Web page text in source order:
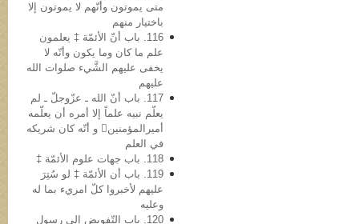
متی یموتون وأنّهم لا یموتون إلا
باختیار منهم
116. باب أنّ الأئمّة ‡ یعلمون
علم ما کان وما یکون وأنّه لا
یخفی علیهم الشَّيء صلوات الله
علیهم
117. باب أنّ الله ـ عزّوجلّ ـ لم
یعلّم نبیه علماً إلا أمره أن یعلّمه
أمیرالمؤمنین و أنّه کان شریکه
في العلم
118. باب جهات علوم الأئمّة ‡
119. باب أن الأئمّة ‡ لو سُتِرَ
علیهم لأخبروا کلّ امريء بما له
وعلیه
120. باب التّفویض إلی رسول